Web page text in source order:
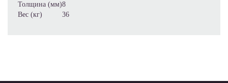
Толщина (мм)8
Вес (кг)
36